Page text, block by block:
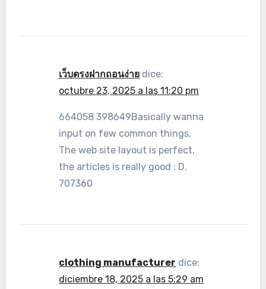
เว็บตรงฝากถอนง่าย dice:
octubre 23, 2025 a las 11:20 pm
664058 398649Basically wanna
input on few common things,
The web site layout is perfect,
the articles is really good : D.
707360
clothing manufacturer dice:
diciembre 18, 2025 a las 5:29 am